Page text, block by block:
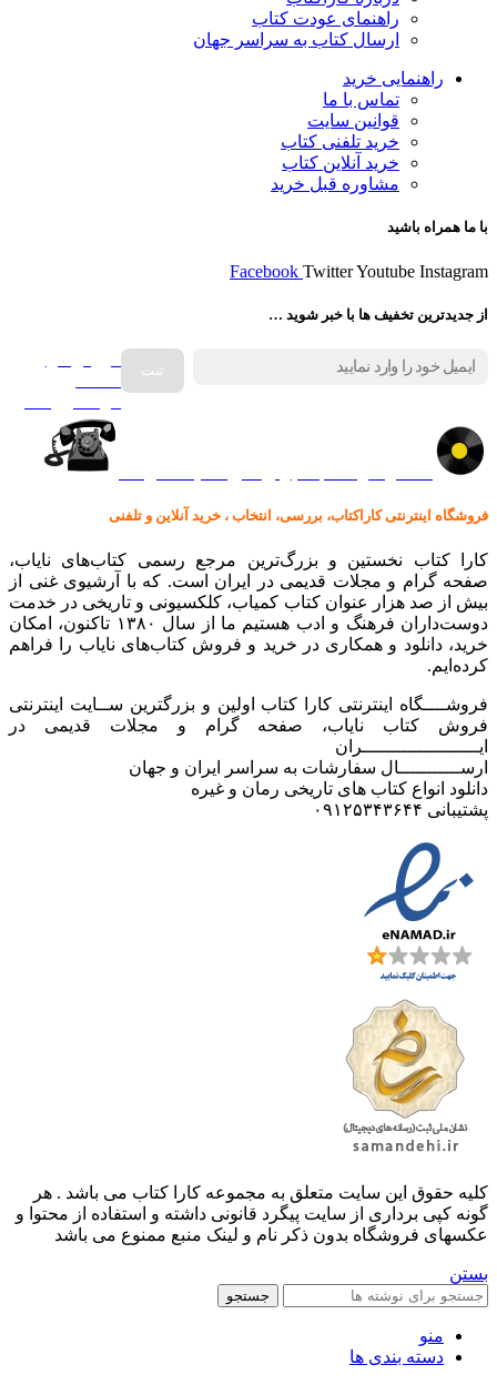
راهنمای عودت کتاب
ارسال کتاب به سراسر جهان
راهنمایی خرید
تماس با ما
قوانین سایت
خرید تلفنی کتاب
خرید آنلاین کتاب
مشاوره قبل خرید
با ما همراه باشید
Facebook TwitterYoutube Instagram
از جدیدترین تخفیف ها با خبر شوید …
فروش انواع
فروشگاه اینترنتی کاراکتاب، بررسی، انتخاب ، خرید آنلاین و تلفنی
کارا کتاب نخستین و بزرگ‌ترین مرجع رسمی کتاب‌های نایاب،
صفحه گرام و مجلات قدیمی در ایران است. که با آرشیوی غنی از
بیش از صد هزار عنوان کتاب کمیاب، کلکسیونی و تاریخی در خدمت
دوست‌داران فرهنگ و ادب هستیم ما از سال ۱۳۸۰ تاکنون، امکان
خرید، دانلود و همکاری در خرید و فروش کتاب‌های نایاب را فراهم
کرده‌ایم.
فروشــــگاه اینترنتی کارا کتاب اولین و بزرگترین ســایت اینترنتی
فروش کتاب نایاب، صفحه گرام و مجلات قدیمی در
ایـــــــــــــــــــــران
ارســـــــــــال سفارشات به سراسر ایران و جهان
دانلود انواع کتاب های تاریخی رمان و غیره
پشتیبانی ۰۹۱۲۵۳۴۳۶۴۴
کليه حقوق اين سايت متعلق به مجموعه کارا کتاب می باشد . هر
گونه کپی برداری از سایت پیگرد قانونی داشته و استفاده از محتوا و
عکسهای فروشگاه بدون ذکر نام و لینک منبع ممنوع می باشد
بستن
جستجو
منو
دسته بندی ها